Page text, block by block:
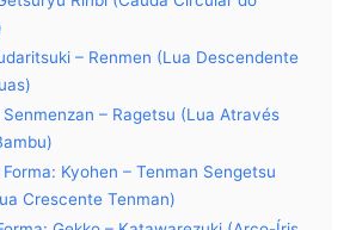
– Renmen (Lua Descendente
– Ragetsu (Lua Através
Kyohen – Tenman Sengetsu
Crescente Tenman)